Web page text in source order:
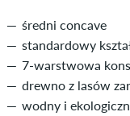
średni concave
standardowy
7-warstwowa
drewno z lasów
wodny i